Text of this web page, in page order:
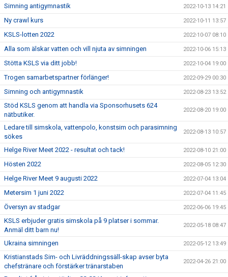
Simning antigymnastik 2022-10-13 14:21
Ny crawl kurs 2022-10-11 13:57
KSLS-lotten 2022 2022-10-07 08:10
Alla som älskar vatten och vill njuta av simningen 2022-10-06 15:13
Stötta KSLS via ditt jobb! 2022-10-04 19:00
Trogen samarbetspartner förlänger! 2022-09-29 00:30
Simning och antigymnastik 2022-08-23 13:52
Stöd KSLS genom att handla via Sponsorhusets 624
nätbutiker.
2022-08-20 19:00
Ledare till simskola, vattenpolo, konstsim och parasimning
sökes
2022-08-13 10:57
Helge River Meet 2022 - resultat och tack! 2022-08-10 21:00
Hösten 2022 2022-08-05 12:30
Helge River Meet 9 augusti 2022 2022-07-04 13:04
Metersim 1 juni 2022 2022-07-04 11:45
Översyn av stadgar 2022-06-06 19:45
KSLS erbjuder gratis simskola på 9 platser i sommar.
Anmäl ditt barn nu!
2022-05-18 08:47
Ukraina simningen 2022-05-12 13:49
Kristianstads Sim- och Livräddningssäll-skap avser byta
chefstränare och förstärker tränarstaben
2022-04-26 21:00